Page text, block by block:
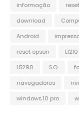
informação
reset
download
Android
reset epson
L1210
L5290
S.O.
navegadores
windows 10 pro